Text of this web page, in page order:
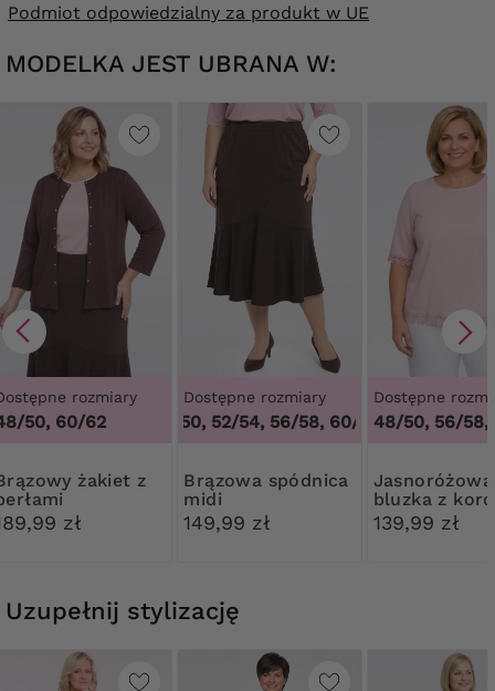
Podmiot odpowiedzialny za produkt w UE
MODELKA JEST UBRANA W:
rozmiary
50, 60/62
z
zł
Dostępne rozmiary
48/50, 52/54, 56/58, 60/62 ,48/50, 52/
Brązowa spódnica
midi
149,99 zł
Dostępne
48/50, 56/58,
Jasnoróżowa
bluzka z
139,99 zł
Uzupełnij stylizację